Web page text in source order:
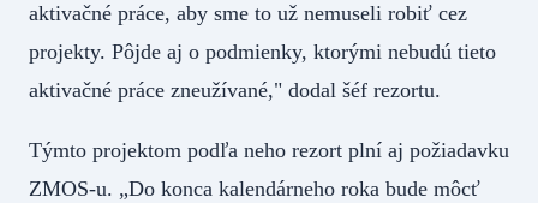
aktivačné práce, aby sme to už nemuseli robiť cez
projekty. Pôjde aj o podmienky, ktorými nebudú tieto
aktivačné práce zneužívané," dodal šéf rezortu.
Týmto projektom podľa neho rezort plní aj požiadavku
ZMOS-u. „Do konca kalendárneho roka bude môcť